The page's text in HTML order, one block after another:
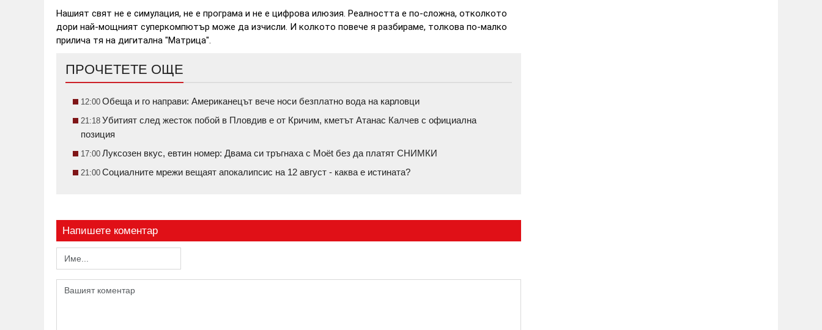
Нашият свят не е симулация, не е програма и не е цифрова илюзия. Реалността е по-сложна, отколкото
дори най-мощният суперкомпютър може да изчисли. И колкото повече я разбираме, толкова по-малко
прилича тя на дигитална "Матрица".
ПРОЧЕТЕТЕ ОЩЕ
12:00 Обеща и го направи: Американецът вече носи безплатно вода на карловци
21:18 Убитият след жесток побой в Пловдив е от Кричим, кметът Атанас Калчев с официална
позиция
17:00 Луксозен вкус, евтин номер: Двама си тръгнаха с Moët без да платят СНИМКИ
21:00 Социалните мрежи вещаят апокалипсис на 12 август - каква е истината?
Напишете коментар